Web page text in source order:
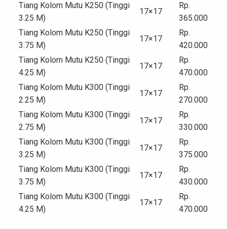
Tiang Kolom Mutu K250 (Tinggi
3.25 M)
17×17
Rp.
365.000
Tiang Kolom Mutu K250 (Tinggi
3.75 M)
17×17
Rp.
420.000
Tiang Kolom Mutu K250 (Tinggi
4.25 M)
17×17
Rp.
470.000
Tiang Kolom Mutu K300 (Tinggi
2.25 M)
17×17
Rp.
270.000
Tiang Kolom Mutu K300 (Tinggi
2.75 M)
17×17
Rp.
330.000
Tiang Kolom Mutu K300 (Tinggi
3.25 M)
17×17
Rp.
375.000
Tiang Kolom Mutu K300 (Tinggi
3.75 M)
17×17
Rp.
430.000
Tiang Kolom Mutu K300 (Tinggi
4.25 M)
17×17
Rp.
470.000